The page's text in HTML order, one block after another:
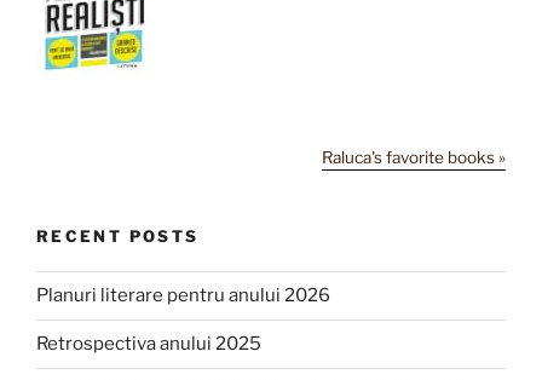
Raluca's favorite books »
RECENT POSTS
Planuri literare pentru anului 2026
Retrospectiva anului 2025